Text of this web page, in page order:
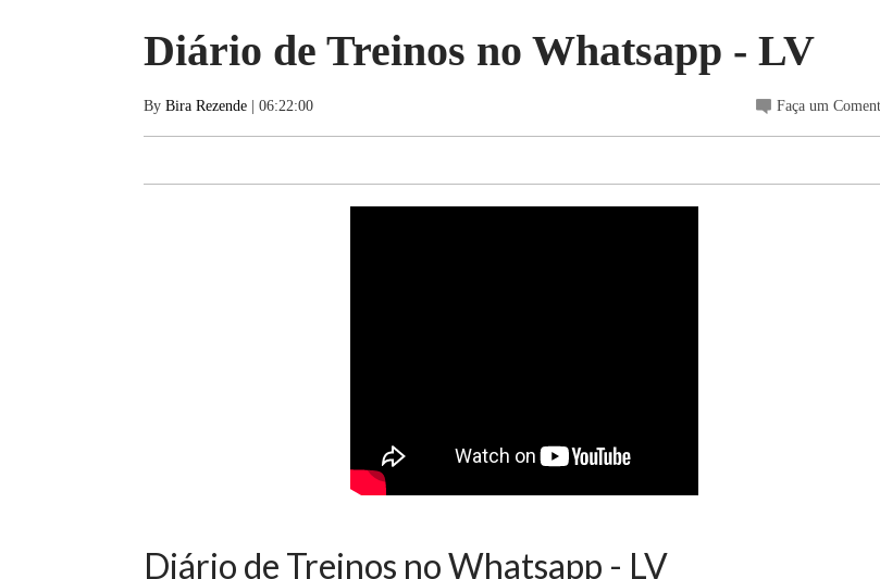
Diário de Treinos no Whatsapp - LV
By Bira Rezende | 06:22:00 Faça um
Diário de Treinos no Whatsapp - LV